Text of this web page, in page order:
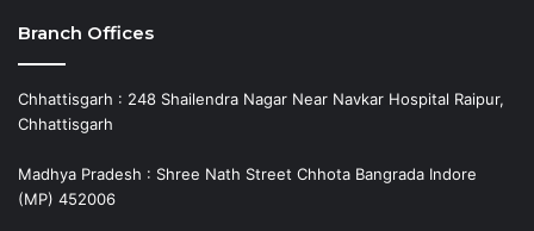
Branch Offices
Chhattisgarh : 248 Shailendra Nagar Near Navkar Hospital Raipur,
Chhattisgarh
Madhya Pradesh : Shree Nath Street Chhota Bangrada Indore
(MP) 452006